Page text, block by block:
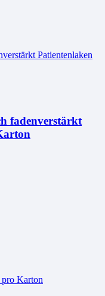
fadenverstärkt